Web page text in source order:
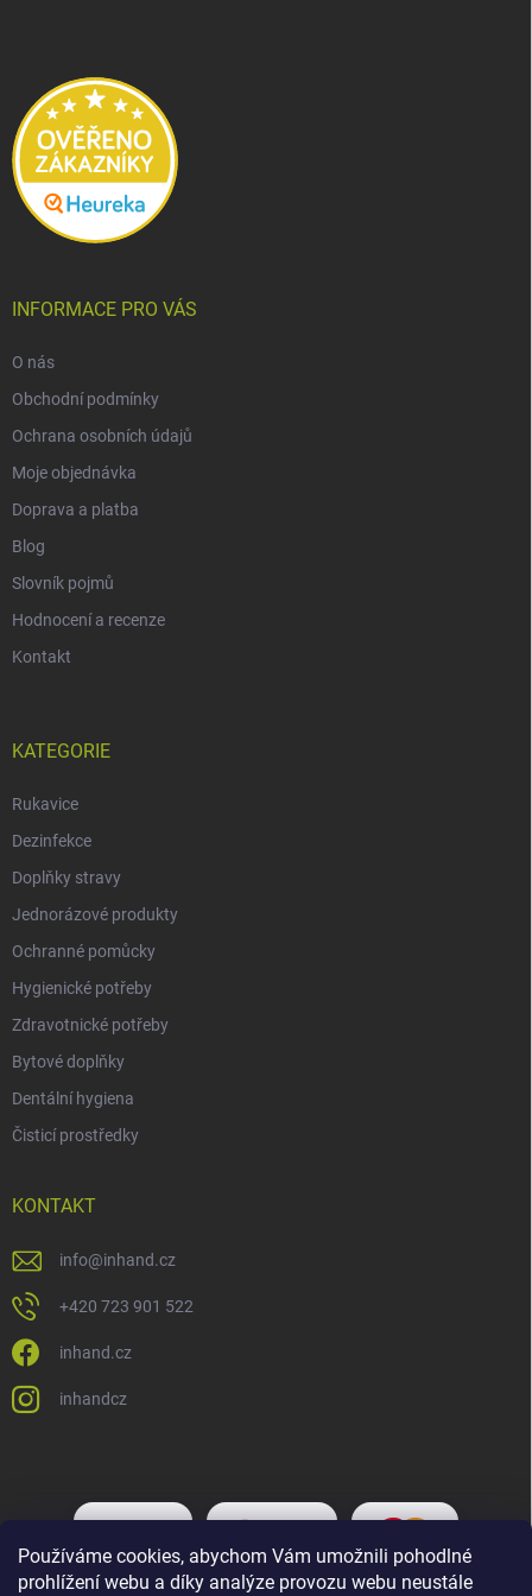
Používáme cookies, abychom Vám umožnili pohodlné
prohlížení webu a díky analýze provozu webu neustále
INFORMACE PRO VÁS
O nás
Obchodní podmínky
Ochrana osobních údajů
Moje objednávka
Doprava a platba
Blog
Slovník pojmů
Hodnocení a recenze
Kontakt
KATEGORIE
Rukavice
Dezinfekce
Doplňky stravy
Jednorázové produkty
Ochranné pomůcky
Hygienické potřeby
Zdravotnické potřeby
Bytové doplňky
Dentální hygiena
Čisticí prostředky
KONTAKT
info@inhand.cz
+420 723 901 522
inhand.cz
inhandcz